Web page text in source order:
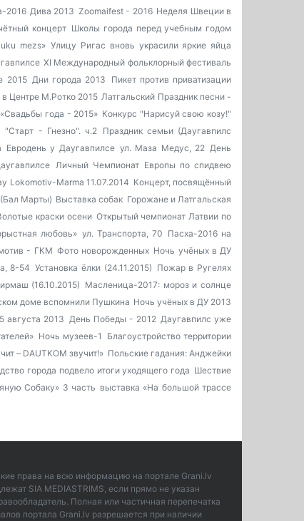
2016 Дива 2013 Zoomaifest - 2016 Неделя Швеции в
концерт Школы города перед учебным годом
mezs» Улицу Ригас вновь украсили яркие яйца
XI Международный фольклорный фестиваль
2015 Дни города 2013
Пикет против приватизации
Центре М.Ротко 2015 Латгальский Праздник песни -
года - 2015» Конкурс "Нарисуй свою козу!"
"Старт - Гнезно". ч.2
Праздник семьи (Даугавпилс
Евродень у Даугавпилсе ул. Маза Медус, 22 День
Личный Чемпионат Европы по спидвею
Lokomotiv-Marma 11.07.2014 Концерт, посвящённый
Марты) Выставка собак Горожане и Латгальская
краски осени Открытый чемпионат Латвии по
любовь» ул. Транспорта, 70 Пасха-2016 на
- ГКМ Фото новорожденных Ночь учёных в ДУ
8-54 Установка ёлки (24.11.2015) Пожар в Ругелях
(16.10.2015) Масленица-2017: мороз и солнце
доме вспомнили Пушкина Ночь учёных в ДУ 2013
августа 2013 День Победы - 2012 Даугавпилс уже
Ночь музеев-1
Благоустройство территории
– DAUTKOM звучит!» Польские гадания: Анджейки
города подвело итоги уходящего года Шествие
Собаку» 3 часть выставка «На большой трассе
права на всю информацию на портале Grani.lv
SIA MEDIASTRIMS, если прямо не указан
Полная или частичная перепечатка
портала Grani.lv разрешается при наличии